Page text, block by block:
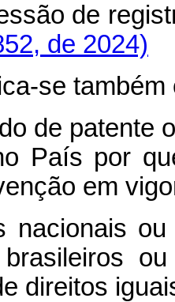
de
de 2024)
se
de patente
País por
em
nacionais
direitos